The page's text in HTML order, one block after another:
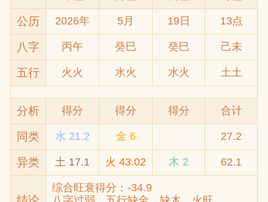
公历 2026年 5月 19日 13点
八字 丙午 癸巳 癸巳 己未
五行 火火 水火 水火 土土
分析 得分 得分 得分 合计
同类 水 21.2 金 6 27.2
异类 土 17.1 火 43.02 木 2 62.1
综合旺衰得分：-34.9